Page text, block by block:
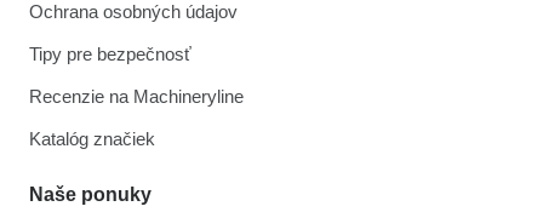
Ochrana osobných údajov
Tipy pre bezpečnosť
Recenzie na Machineryline
Katalóg značiek
Naše ponuky